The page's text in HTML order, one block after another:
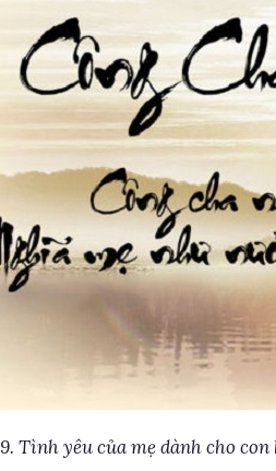
9. Tình yêu của mẹ dành cho